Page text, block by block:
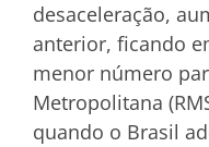
desaceleração,
anterior, ficando
menor número
Metropolitana
quando o Brasil